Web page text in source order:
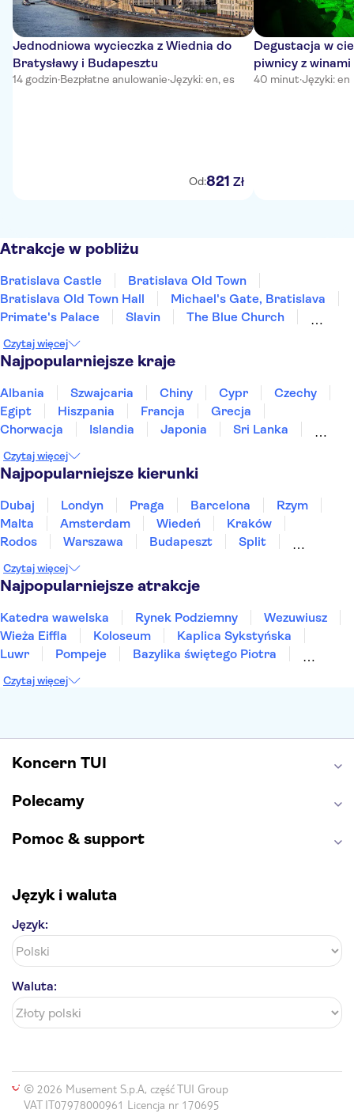
Jednodniowa wycieczka z Wiednia do
Bratysławy i Budapesztu
14 godzin·Bezpłatne anulowanie·Języki: en, es
Od:821 Zł
Degustacja w
piwnicy z
40 minut·Języki: en
Atrakcje w pobliżu
Bratislava Castle
Bratislava Old Town
Bratislava Old Town Hall
Michael's Gate, Bratislava
Primate's Palace
Slavin
The Blue Church
Devin Castle
UFO Observation Deck
Czytaj więcej
Najpopularniejsze kraje
Albania Szwajcaria Chiny Cypr
Czechy
Egipt
Hiszpania Francja
Grecja
Chorwacja
Islandia Japonia
Sri Lanka
Tunezja
Turcja Wietnam
Czytaj więcej
Najpopularniejsze kierunki
Dubaj Londyn Praga Barcelona
Rzym
Malta
Amsterdam Wiedeń
Kraków
Rodos
Warszawa Budapeszt
Split
Sopot
Gdynia Zakopane
Czytaj więcej
Najpopularniejsze atrakcje
Katedra wawelska Rynek Podziemny
Wezuwiusz
Wieża Eiffla
Koloseum
Kaplica Sykstyńska
Luwr
Pompeje
Bazylika świętego Piotra
Etna
Wawel
Czytaj więcej
Koncern TUI
Polecamy
Pomoc & support
Język i waluta
Język:
Waluta:
© 2026 Musement S.p.A, część TUI Group
VAT IT07978000961 Licencja nr 170695